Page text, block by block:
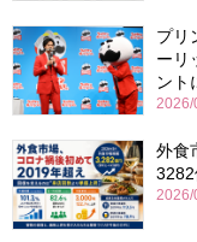
プリ
ーリ
ント
2026/
外食
2026/